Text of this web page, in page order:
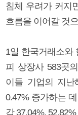
침체 우려가 커지
흐름을 이어갈 것
1일 한국거래소와
피 상장사 583곳
이들 기업의 지
0.47% 증가하는
각 37.04%,